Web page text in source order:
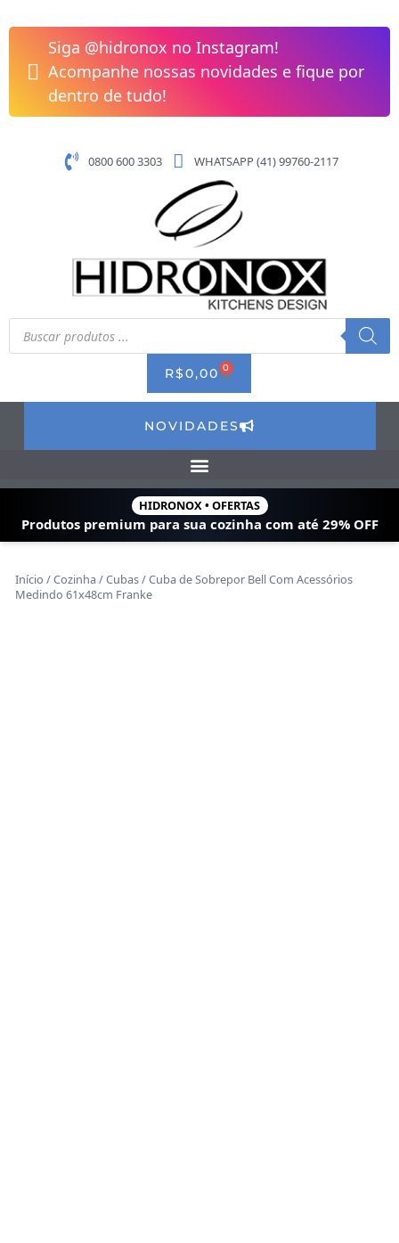
para
conteúdo
Siga @hidronox no Instagram!
Acompanhe nossas novidades e fique por
dentro de tudo!
0800 600 3303 WHATSAPP (41) 99760-2117
Pesquisar
produtos
R$0,00 0 CART
NOVIDADES
HIDRONOX • OFERTAS
Produtos premium para sua cozinha com até 29% OFF
Início /Cozinha /Cubas/ Cuba de Sobrepor Bell Com Acessórios
Medindo 61x48cm Franke
de
Sobrepor
Bell
Com
Acessórios
61x48cm